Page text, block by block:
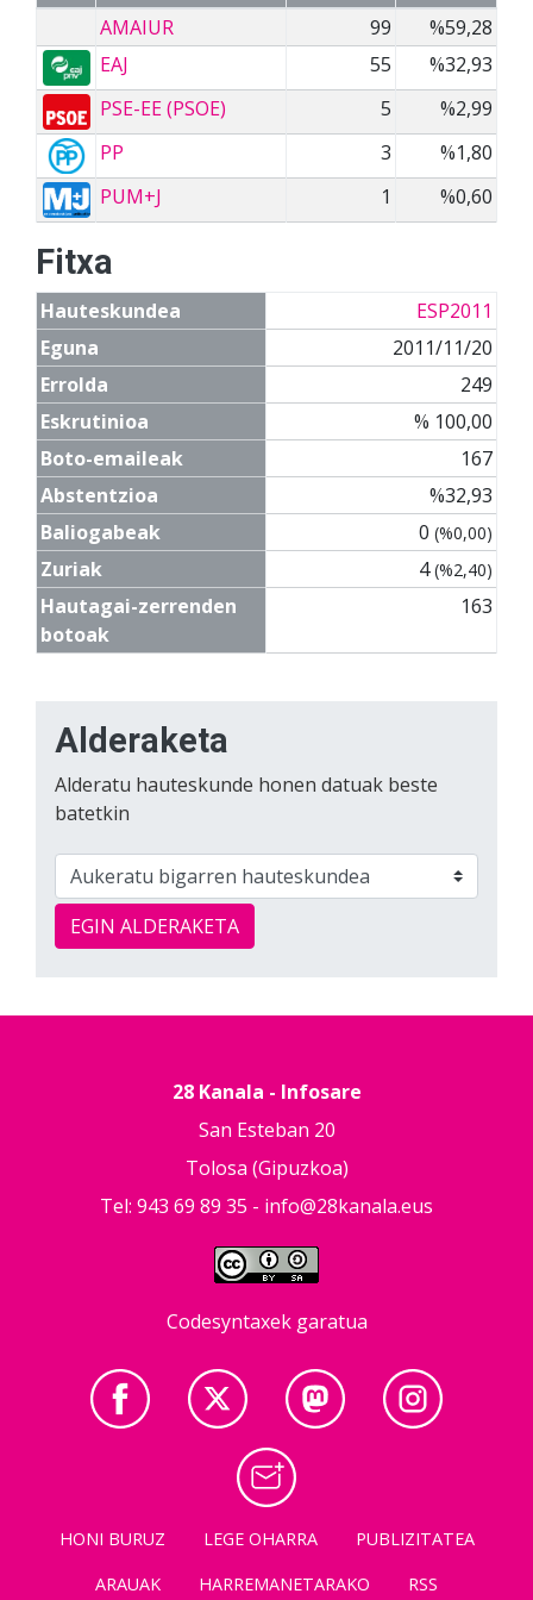
AMAIUR
99
%59,28
EAJ
55
%32,93
PSE-EE (PSOE)
5
%2,99
PP
3
%1,80
PUM+J
1 %0,60
Fitxa
Hauteskundea
ESP2011
Eguna
2011/11/20
Errolda
249
Eskrutinioa
% 100,00
Boto-emaileak
167
Abstentzioa
%32,93
Baliogabeak
0 (%0,00)
Zuriak 4(%2,40)
Hautagai-zerrenden
botoak
163
Alderaketa
Alderatu hauteskunde honen datuak beste
batetkin
EGIN ALDERAKETA
28 Kanala - Infosare
San Esteban 20
Tolosa (Gipuzkoa)
Tel: 943 69 89 35 - info@28kanala.eus
Codesyntaxek garatua
HONI BURUZ LEGE OHARRA
PUBLIZITATEA
ARAUAK
HARREMANETARAKO RSS